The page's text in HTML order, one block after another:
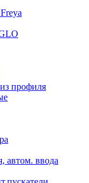
профиля
автом. ввода